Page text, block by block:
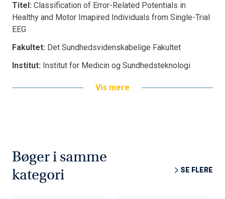
Titel: Classification of Error-Related Potentials in
Healthy and Motor Imapired Individuals from Single-Trial
EEG
Fakultet: Det Sundhedsvidenskabelige Fakultet
Institut: Institut for Medicin og Sundhedsteknologi
Vis mere
Bøger i samme
kategori
SE FLERE